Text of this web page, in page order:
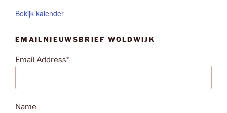
Bekijk kalender
EMAILNIEUWSBRIEF WOLDWIJK
Email Address*
Name